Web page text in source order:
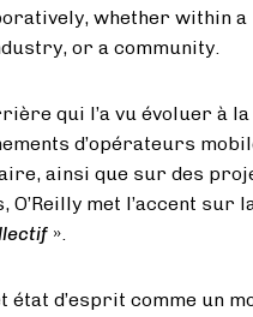
whether within a
or a community.
qui l’a vu évoluer à
d’opérateurs
ainsi que sur des
met l’accent sur
».
état d’esprit comme un